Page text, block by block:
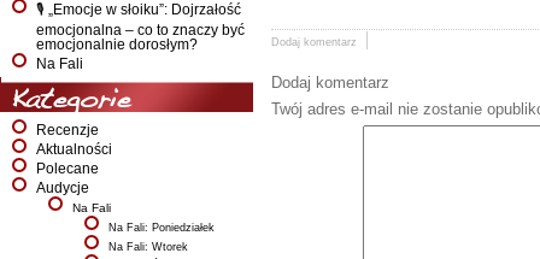
🎙️ „Emocje w słoiku”: Dojrzałość
emocjonalna – co to znaczy być
emocjonalnie dorosłym?
Na Fali
Kategorie
Recenzje
Aktualności
Polecane
Audycje
Na Fali
Na Fali: Poniedziałek
Na Fali: Wtorek
Dodaj komentarz
Dodaj komentarz
Twój adres e-mail nie zostanie